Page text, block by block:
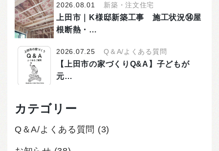
2026.08.01 新築・注文住宅
上田市｜K様邸新築工事 施工状況⑭屋
根断熱・…
2026.07.25 Q＆A/よくある質問
【上田市の家づくりQ&A】子どもが
元…
カテゴリー
Q＆A/よくある質問 (3)